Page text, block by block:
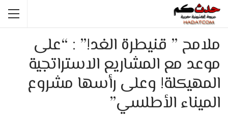
ملامح ” قنيطرة الغد!” : “على
موعد مع المشاريع الاستراتجية
المهيكلة! وعلى رأسها مشروع
الميناء الأطلسي”